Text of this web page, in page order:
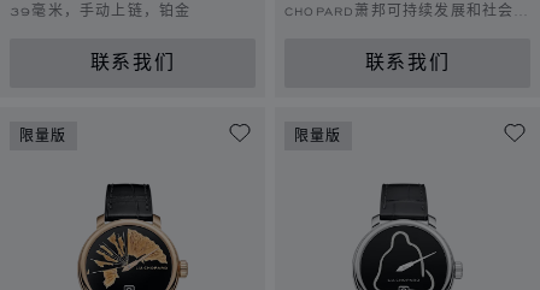
39毫米，手动上链，铂金
联系我们
CHOPARD萧邦可持续发展和社会责
联系我们
限量版 限量版